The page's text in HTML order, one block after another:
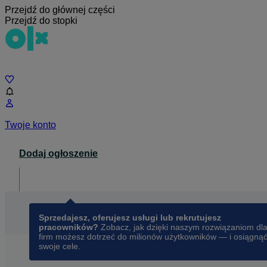
Przejdź do głównej części
Przejdź do stopki
Twoje konto
Dodaj ogłoszenie
Sprzedajesz, oferujesz usługi lub rekrutujesz
pracowników? Zobacz, jak dzięki naszym rozwiązaniom dla
firm możesz dotrzeć do milionów użytkowników — i osiągnąć
swoje cele.